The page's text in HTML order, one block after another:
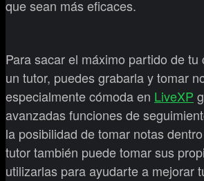
que sean más eficaces.
Para sacar el máximo partido de tu
un tutor, puedes grabarla y tomar
especialmente cómoda en LiveXP
avanzadas funciones de
la posibilidad de tomar notas
tutor también puede tomar sus
utilizarlas para ayudarte a mejorar